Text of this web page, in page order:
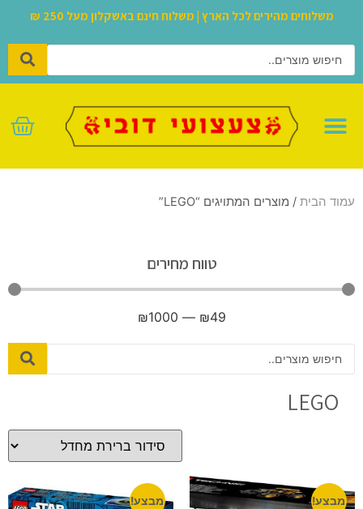
משלוחים מהירים לכל הארץ | משלוח חינם באשקלון מעל 250 ₪
עמוד הבית / מוצרים המתויגים “LEGO”
טווח מחירים
₪49
—
₪1000
LEGO
מבצע! מבצע!